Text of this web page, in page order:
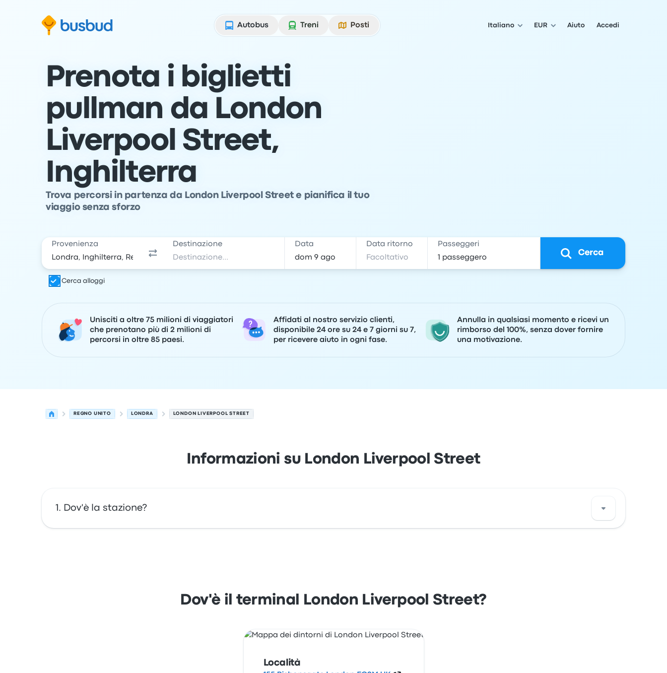
Autobus
Treni Posti Italiano EUR Aiuto Accedi
Prenota i biglietti
pullman da London
Liverpool Street,
Inghilterra
Trova percorsi in partenza da London Liverpool Street e pianifica il tuo
viaggio senza sforzo
Provenienza Destinazione Data Data ritorno Passeggeri
Cerca
Cerca alloggi
Unisciti a oltre 75 milioni di viaggiatori
che prenotano più di 2 milioni di
percorsi in oltre 85 paesi.
Affidati al nostro servizio clienti,
disponibile 24 ore su 24 e 7 giorni su 7,
per ricevere aiuto in ogni fase.
Annulla in qualsiasi momento e ricevi un
rimborso del 100%, senza dover fornire
una motivazione.
REGNO UNITO LONDRA LONDON LIVERPOOL STREET
Informazioni su London Liverpool Street
Dov'è la stazione?
Dov'è il terminal London Liverpool Street?
Località